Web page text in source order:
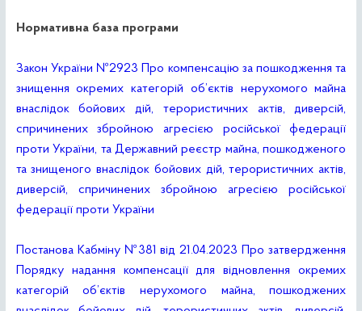
Нормативна база програми
Закон України №2923 Про компенсацію за пошкодження та
знищення окремих категорій об’єктів нерухомого майна
внаслідок бойових дій, терористичних актів, диверсій,
спричинених збройною агресією російської федерації
проти України, та Державний реєстр майна, пошкодженого
та знищеного внаслідок бойових дій, терористичних актів,
диверсій, спричинених збройною агресією російської
федерації проти України
Постанова Кабміну №381 від 21.04.2023 Про затвердження
Порядку надання компенсації для відновлення окремих
категорій об’єктів нерухомого майна, пошкоджених